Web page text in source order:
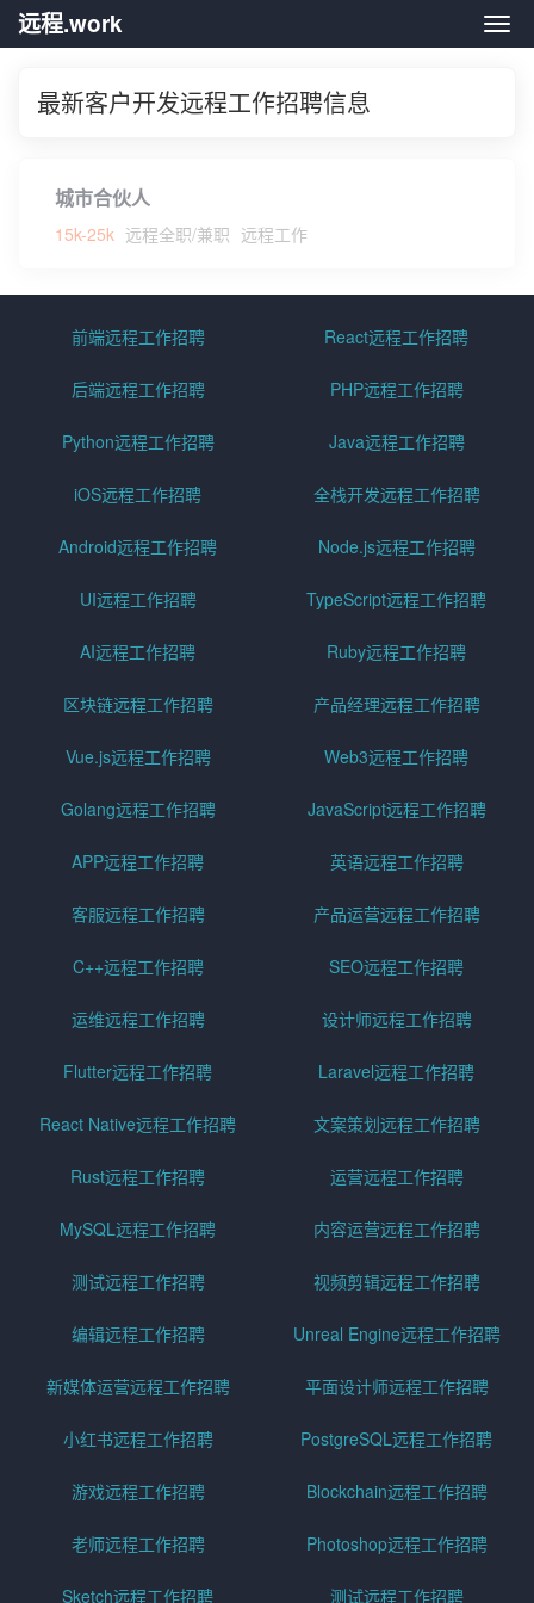
远
远程.work
最新客户开发远程工作招聘信息
城市合伙人
15k-25k 远程全职/兼职 远程工作
前端远程工作招聘 React远程工作招聘
后端远程工作招聘 PHP远程工作招聘
Python远程工作招聘 Java远程工作招聘
iOS远程工作招聘 全栈开发远程工作招聘
Android远程工作招聘 Node.js远程工作招聘
UI远程工作招聘 TypeScript远程工作招聘
AI远程工作招聘 Ruby远程工作招聘
区块链远程工作招聘 产品经理远程工作招聘
Vue.js远程工作招聘 Web3远程工作招聘
Golang远程工作招聘 JavaScript远程工作招聘
APP远程工作招聘 英语远程工作招聘
客服远程工作招聘 产品运营远程工作招聘
C++远程工作招聘 SEO远程工作招聘
运维远程工作招聘 设计师远程工作招聘
Flutter远程工作招聘 Laravel远程工作招聘
React Native远程工作招聘 文案策划远程工作招聘
Rust远程工作招聘 运营远程工作招聘
MySQL远程工作招聘 内容运营远程工作招聘
测试远程工作招聘 视频剪辑远程工作招聘
编辑远程工作招聘 Unreal Engine远程工作招聘
新媒体运营远程工作招聘 平面设计师远程工作招聘
小红书远程工作招聘 PostgreSQL远程工作招聘
游戏远程工作招聘 Blockchain远程工作招聘
老师远程工作招聘 Photoshop远程工作招聘
Sketch远程工作招聘 测试远程工作招聘